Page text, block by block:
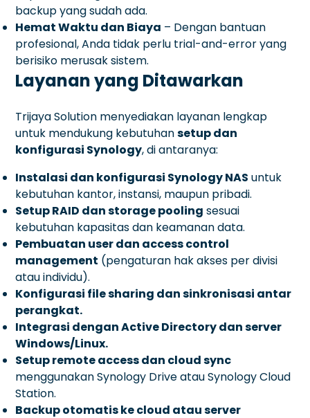
backup yang sudah ada.
Hemat Waktu dan Biaya – Dengan bantuan
profesional, Anda tidak perlu trial-and-error yang
berisiko merusak sistem.
Layanan yang Ditawarkan
Trijaya Solution menyediakan layanan lengkap
untuk mendukung kebutuhansetup dan
konfigurasi Synology, di antaranya:
Instalasi dan konfigurasi Synology NAS untuk
kebutuhan kantor, instansi, maupun pribadi.
Setup RAID dan storage pooling sesuai
kebutuhan kapasitas dan keamanan data.
Pembuatan user dan access control
management (pengaturan hak akses per divisi
atau individu).
Konfigurasi file sharing dan sinkronisasi antar
perangkat.
Integrasi dengan Active Directory dan server
Windows/Linux.
Setup remote access dan cloud sync
menggunakan Synology Drive atau Synology Cloud
Station.
Backup otomatis ke cloud atau server